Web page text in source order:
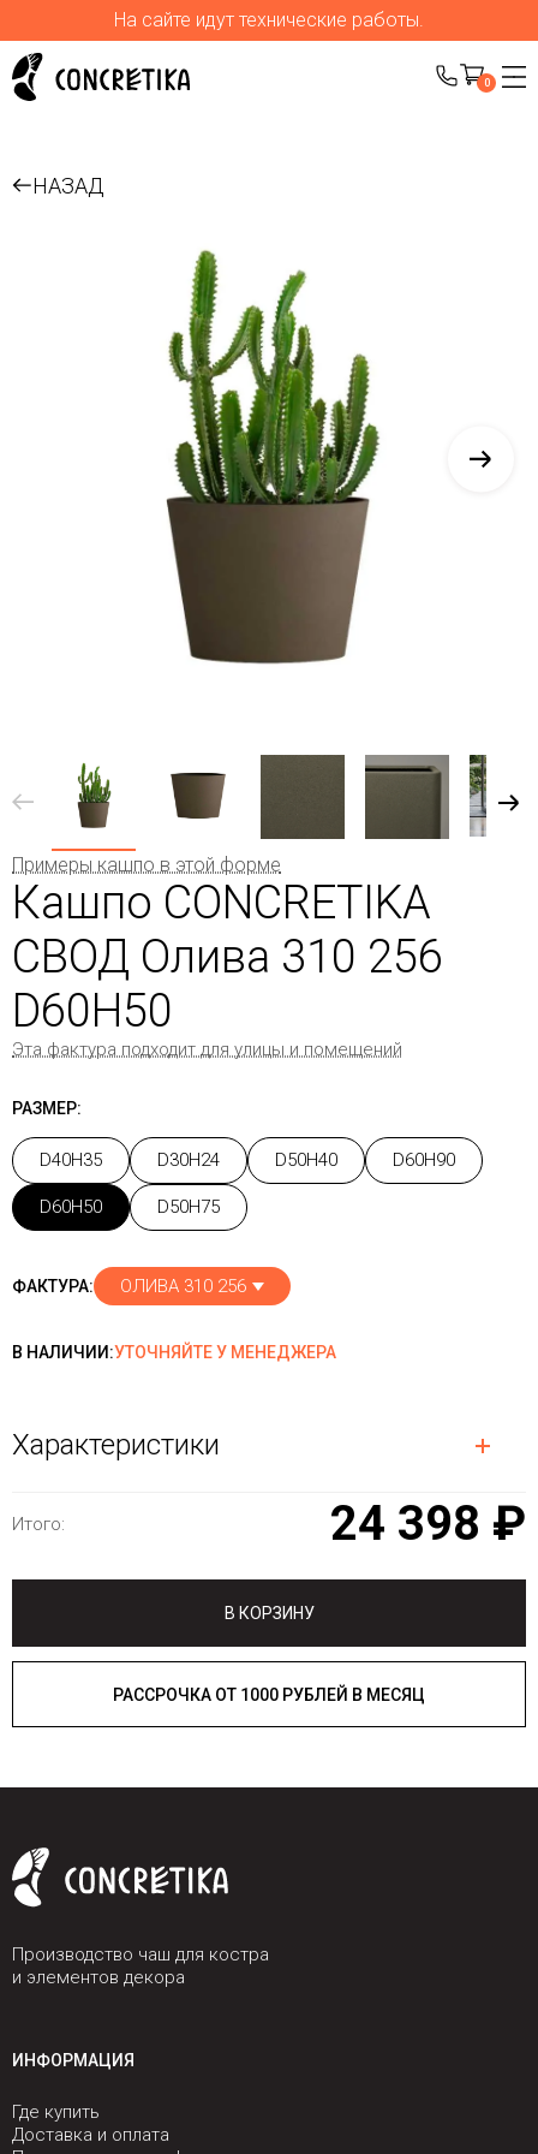
На сайте идут технические работы.
0
НАЗАД
Примеры кашпо в этой форме
Кашпо CONCRETIKA
СВОД Олива 310 256
D60H50
Эта фактура подходит для улицы и помещений
РАЗМЕР:
D40H35 D30H24 D50H40 D60H90
D60H50 D50H75
ФАКТУРА: ОЛИВА 310 256
В НАЛИЧИИ:УТОЧНЯЙТЕ У МЕНЕДЖЕРА
Характеристики
Итого: 24 398 ₽
В КОРЗИНУ
РАССРОЧКА ОТ 1000 РУБЛЕЙ В МЕСЯЦ
Производство чаш для костра
и элементов декора
ИНФОРМАЦИЯ
Где купить
Доставка и оплата